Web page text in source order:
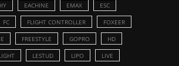
EACHINE EMAX ESC
FC FLIGHT CONTROLLER FOXEER
FREESTYLE GOPRO HD
LESTUD LIPO LIVE